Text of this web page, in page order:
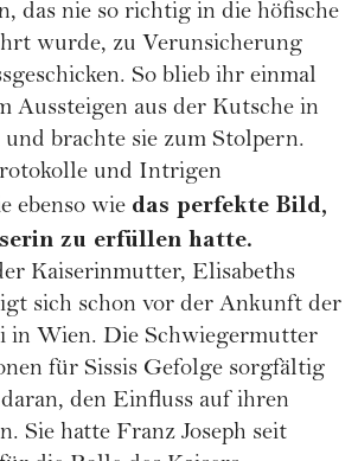
das nie so richtig in die höfische
wurde, zu Verunsicherung
So blieb ihr einmal
Aussteigen aus der Kutsche in
brachte sie zum Stolpern.
und Intrigen
ebenso wie das perfekte Bild,
zu erfüllen hatte.
Kaiserinmutter, Elisabeths
sich schon vor der Ankunft der
in Wien. Die Schwiegermutter
für Sissis Gefolge sorgfältig
den Einfluss auf ihren
Sie hatte Franz Joseph seit